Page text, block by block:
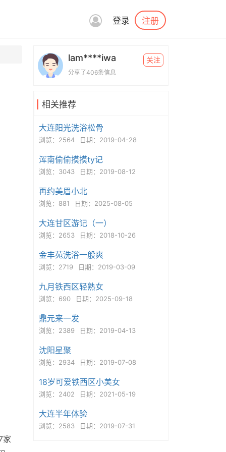
登录 注册
家
lam****iwa
分享了406条信息
关注
相关推荐
大连阳光洗浴松骨
浏览：2564 日期：2019-04-28
浑南偷偷摸摸ty记
浏览：3043 日期：2019-08-12
再约美眉小北
浏览：881 日期：2025-08-05
大连甘区游记（一）
浏览：2653 日期：2018-10-26
金丰苑洗浴一般爽
浏览：2719 日期：2019-03-09
九月铁西区轻熟女
浏览：690 日期：2025-09-18
鼎元来一发
浏览：2389 日期：2019-04-13
沈阳星聚
浏览：2934 日期：2019-07-08
18岁可爱铁西区小美女
浏览：2402 日期：2021-05-19
大连半年体验
浏览：2583 日期：2019-07-31